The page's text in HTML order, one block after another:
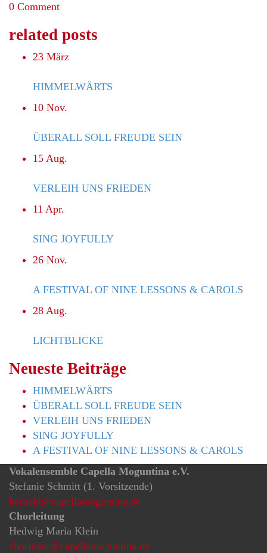
0 Comment
related posts
23 März
HIMMELWÄRTS
10 Nov.
ÜBERALL SOLL FREUDE SEIN
15 Aug.
VERLEIH UNS FRIEDEN
11 Apr.
SING JOYFULLY
26 Nov.
A FESTIVAL OF NINE LESSONS & CAROLS
28 Aug.
LICHTBLICKE
Neueste Beiträge
HIMMELWÄRTS
ÜBERALL SOLL FREUDE SEIN
VERLEIH UNS FRIEDEN
SING JOYFULLY
A FESTIVAL OF NINE LESSONS & CAROLS
Vokalensemble Capella Moguntina e.V.
Stefanie Schmitt (1. Vorsitzende)
kontakt@capellamoguntina.de
Chorleitung
Hedwig Maria Klein
chorleiter@capellamoguntina.de